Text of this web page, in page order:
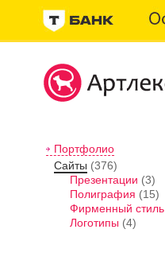
Портфолио
Сайты (376)
Презентации (3)
Полиграфия (15)
Фирменный стиль
Логотипы (4)